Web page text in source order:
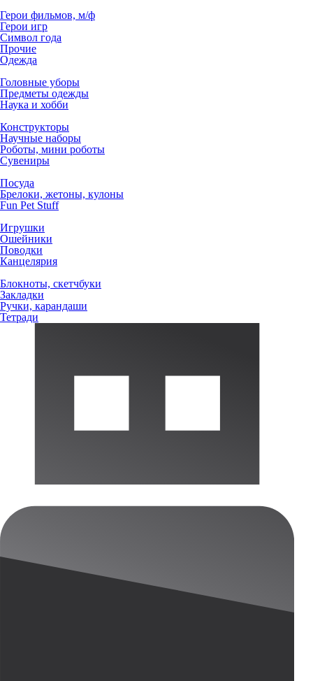
Герои фильмов, м/ф
Герои игр
Символ года
Прочие
Одежда
Головные уборы
Предметы одежды
Наука и хобби
Конструкторы
Научные наборы
Роботы, мини роботы
Сувениры
Посуда
Брелоки, жетоны, кулоны
Fun Pet Stuff
Игрушки
Ошейники
Поводки
Канцелярия
Блокноты, скетчбуки
Закладки
Ручки, карандаши
Тетради